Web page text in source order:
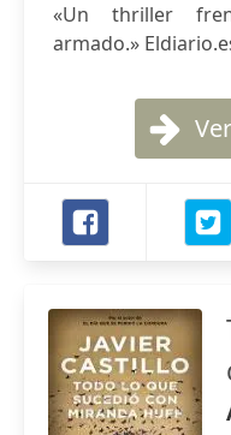
«Un thriller
armado.»